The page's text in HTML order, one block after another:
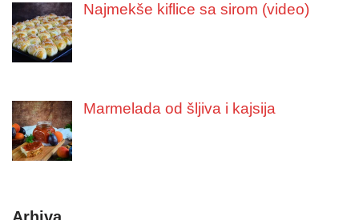
Najmekše kiflice sa sirom (video)
Marmelada od šljiva i kajsija
Arhiva